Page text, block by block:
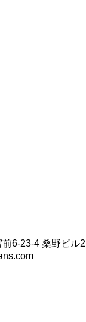
6-23-4 桑野ビル2